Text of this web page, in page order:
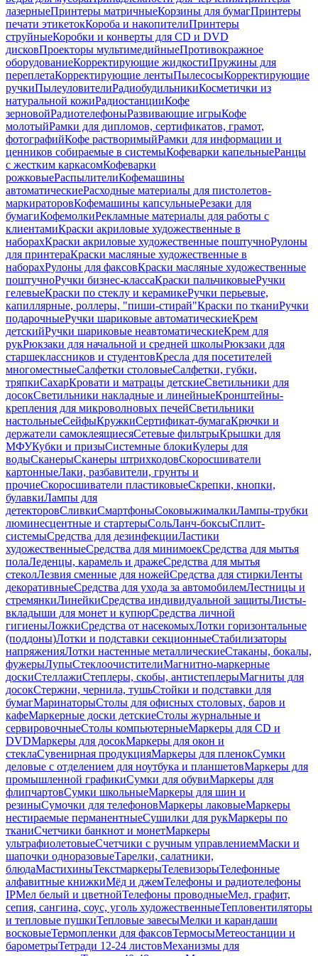
лазерныеПринтеры матричныеКорзины для бумагПринтеры
печати этикетокКороба и накопителиПринтеры
струйныеКоробки и конверты для CD и DVD
дисковПроекторы мультимедийныеПротивокражное
оборудованиеКорректирующие жидкостиПружины для
переплетаКорректирующие лентыПылесосыКорректирующие
ручкиПылеуловителиРадиобудильникиКосметички из
натуральной кожиРадиостанцииКофе
зерновойРадиотелефоныРазвивающие игрыКофе
молотыйРамки для дипломов, сертификатов, грамот,
фотографийКофе растворимыйРамки для информации и
ценников собираемые в системыКофеварки капельныеРанцы
с жестким каркасомКофеварки
рожковыеРаспылителиКофемашины
автоматическиеРасходные материалы для пистолетов-
маркираторовКофемашины капсульныеРезаки для
бумагиКофемолкиРекламные материалы для работы с
клиентамиКраски акриловые художественные в
наборахКраски акриловые художественные поштучноРулоны
для принтераКраски масляные художественные в
наборахРулоны для факсовКраски масляные художественные
поштучноРучки бизнес-классаКраски пальчиковыеРучки
гелевыеКраски по стеклу и керамикеРучки перьевые,
капиллярные, роллеры, "пиши-стирай"Краски по тканиРучки
подарочныеРучки шариковые автоматическиеКрем
детскийРучки шариковые неавтоматическиеКрем для
рукРюкзаки для начальной и средней школыРюкзаки для
старшеклассников и студентовКресла для посетителей
многоместныеСалфетки столовыеСалфетки, губки,
тряпкиСахарКровати и матрацы детскиеСветильники для
досокСветильники накладные и линейныеКронштейны-
крепления для микроволновых печейСветильники
настольныеСейфыКружкиСертификат-бумагаКрючки и
держатели самоклеящиесяСетевые фильтрыКрышки для
МФУКубки и призыСистемные блокиКулеры для
водыСканерыСканеры штрихкодовСкоросшиватели
картонныеЛаки, разбавители, грунты и
прочиеСкоросшиватели пластиковыеСкрепки, кнопки,
булавкиЛампы для
детекторовСливкиСмартфоныСоковыжималкиЛампы-трубки
люминесцентные и стартерыСольЛанч-боксыСплит-
системыСредства для дезинфекцииЛастики
художественныеСредства для минимоекСредства для мытья
полаЛеденцы, карамель и дражеСредства для мытья
стеколЛезвия сменные для ножейСредства для стиркиЛенты
декоративныеСредства для ухода за автомобилемЛестницы и
стремянкиЛинейкиСредства индивидуальной защитыЛисты-
вкладыши для монет и купюрСредства личной
гигиеныЛожкиСредства от насекомыхЛотки горизонтальные
(поддоны)Лотки и подставки секционныеСтабилизаторы
напряженияЛотки настенные металлическиеСтаканы, бокалы,
фужерыЛупыСтеклоочистителиМагнитно-маркерные
доскиСтеллажиСтеплеры, скобы, антистеплерыМагниты для
досокСтержни, чернила, тушьСтойки и подставки для
бумагМаринаторыСтолы для офисных столовых, баров и
кафеМаркерные доски детскиеСтолы журнальные и
сервировочныеСтолы компьютерныеМаркеры для CD и
DVDМаркеры для досокМаркеры для окон и
стеклаСувенирная продукцияМаркеры для пленокСумки
деловые с отделением для ноутбука и планшетовМаркеры для
промышленной графикиСумки для обувиМаркеры для
флипчартовСумки школьныеМаркеры для шин и
резиныСумочки для телефоновМаркеры лаковыеМаркеры
нестираемые перманентныеСушилки для рукМаркеры по
тканиСчетчики банкнот и монетМаркеры
ультрафиолетовыеСчетчики с ручным управлениемМаски и
шапочки одноразовыеТарелки, салатники,
блюдаМастихиныТекстмаркерыТелевизорыТелефонные
алфавитные книжкиМёд и джемТелефоны и радиотелефоны
IPМел белый и цветнойТелефоны проводныеМел, графит,
сепия, сангина, соус, уголь художественныеТепловентиляторы
и тепловые пушкиТепловые завесыМелки и карандаши
восковыеТермопленки для факсовТермосыМетеостанции и
барометрыТетради 12-24 листовМеханизмы для